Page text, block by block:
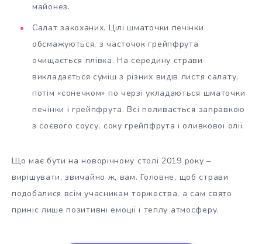
майонез.
Салат закоханих. Цілі шматочки печінки
обсмажуються, з часточок грейпфрута
очищається плівка. На середину страви
викладається суміш з різних видів листя салату,
потім «сонечком» по черзі укладаються шматочки
печінки і грейпфрута. Всі поливається заправкою
з соєвого соусу, соку грейпфрута і оливкової олії.
Що має бути на новорічному столі 2019 року –
вирішувати, звичайно ж, вам. Головне, щоб страви
подобалися всім учасникам торжества, а сам свято
приніс лише позитивні емоції і теплу атмосферу.